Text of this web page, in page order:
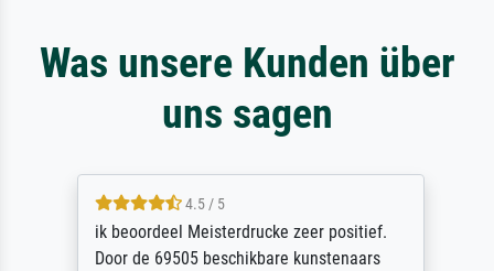
Was unsere Kunden über
uns sagen
4.5 / 5
ik beoordeel Meisterdrucke zeer positief.
Door de 69505 beschikbare kunstenaars